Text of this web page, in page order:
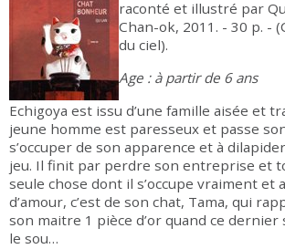
raconté et illustré par
Chan-ok, 2011. - 30 p. -
du ciel).
Age : à partir de 6 ans
Echigoya est issu d’une famille aisée et
jeune homme est paresseux et passe
s’occuper de son apparence et à
jeu. Il finit par perdre son entreprise et
seule chose dont il s’occupe vraiment et
d’amour, c’est de son chat, Tama, qui
son maitre 1 pièce d’or quand ce
le sou…